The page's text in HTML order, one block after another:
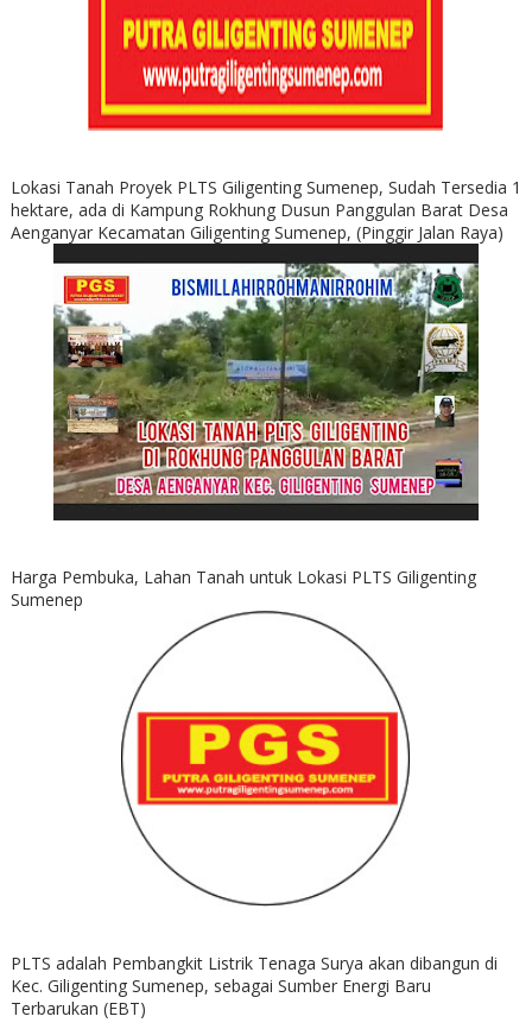
Lokasi Tanah Proyek PLTS Giligenting Sumenep, Sudah Tersedia 1
hektare, ada di Kampung Rokhung Dusun Panggulan Barat Desa
Aenganyar Kecamatan Giligenting Sumenep, (Pinggir Jalan Raya)
Harga Pembuka, Lahan Tanah untuk Lokasi PLTS Giligenting
Sumenep
PLTS adalah Pembangkit Listrik Tenaga Surya akan dibangun di
Kec. Giligenting Sumenep, sebagai Sumber Energi Baru
Terbarukan (EBT)